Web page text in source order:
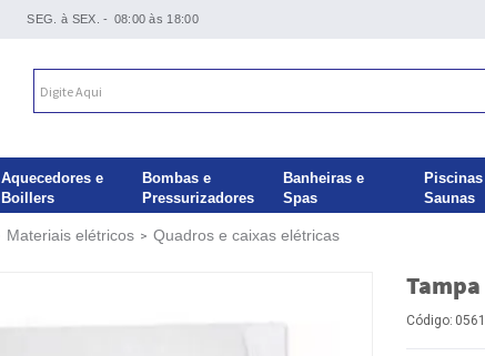
SEG. à SEX. - 08:00 às 18:00
Aquecedores e
Boillers
Bombas e
Pressurizadores
Banheiras e
Spas
Piscinas
Saunas
Materiais elétricos Quadros e caixas elétricas
Código: